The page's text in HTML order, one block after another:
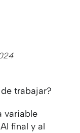
trabajar?
variable
final y al